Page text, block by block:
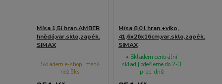
Mísa 1,5l hran.AMBER
hnědá,var.sklo,zapék.
SIMAX
Skladem e-shop, méně
než 5ks
Mísa 8,0 l hran.+víko,
41,6x26x16cm,var.sklo,zapék.
SIMAX
• Skladem centrální
sklad | odešleme do 2-3
prac. dnů